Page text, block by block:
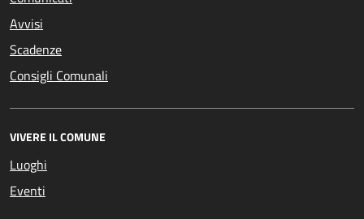
Avvisi
Scadenze
Consigli Comunali
VIVERE IL COMUNE
Luoghi
Eventi